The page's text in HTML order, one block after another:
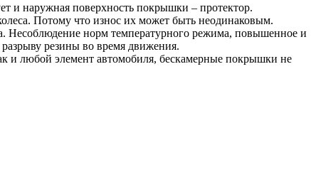
и наружная поверхность покрышки – протектор.
Потому что износ их может быть неодинаковым.
Несоблюдение норм температурного режима, повышенное и
резины во время движения.
и любой элемент автомобиля, бескамерные покрышки не